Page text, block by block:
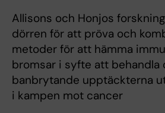
Allisons och Honjos
dörren för att pröva och
metoder för att hämma
bromsar i syfte att behandla
banbrytande upptäckterna
i kampen mot cancer